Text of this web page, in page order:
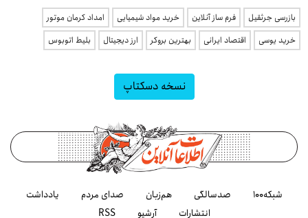
بازرسی جرثقیل فرم ساز آنلاین خرید مواد شیمیایی
امداد کرمان موتور
خرید یوسی
اقتصاد ایرانی بهترین بروکر ارز دیجیتال بلیط اتوبوس
نسخه دسکتاپ
شبکه۱۰۰ صدسالگی هم‌زبان صدای مردم
یادداشت
انتشارات
آرشیو RSS